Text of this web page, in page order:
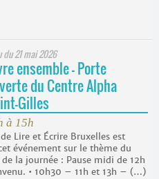
du21 mai 2026
ensemble - Porte
du Centre Alpha
Gilles
à 15h
Lire et Écrire Bruxelles est
événement sur le thème du
la journée : Pause midi de 12h
• 10h30 – 11h et 13h – (…)